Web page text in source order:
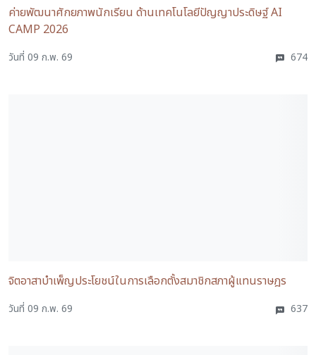
ค่ายพัฒนาศักยภาพนักเรียน ด้านเทคโนโลยีปัญญาประดิษฐ์ AI
CAMP 2026
วันที่ 09 ก.พ. 69 674
จิตอาสาบำเพ็ญประโยชน์ในการเลือกตั้งสมาชิกสภาผู้แทนราษฎร
วันที่ 09 ก.พ. 69 637